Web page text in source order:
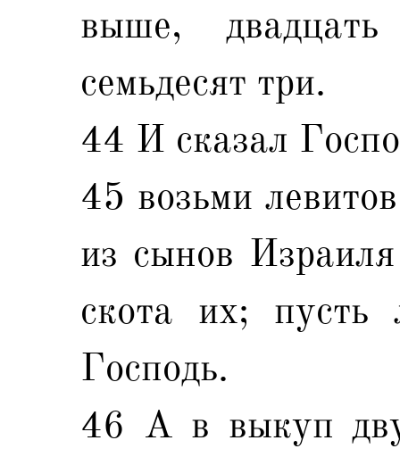
выше,
семьдесят три.
44 И сказал
45 возьми
из сынов
скота их;
Господь.
46 А в выкуп